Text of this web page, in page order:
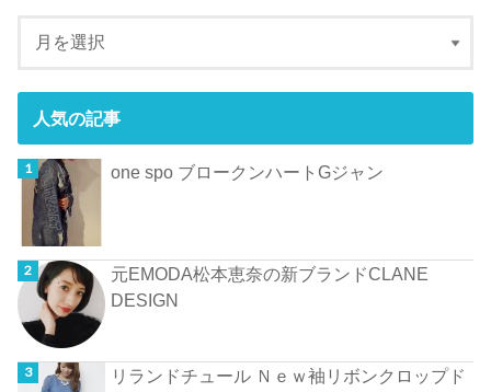
人気の記事
one spo ブロークンハートGジャン
元EMODA松本恵奈の新ブランドCLANE
DESIGN
リランドチュール Ｎｅｗ袖リボンクロップド